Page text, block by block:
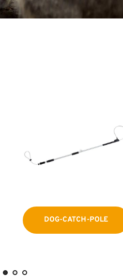
ANIMAL-CATCH & HOLD-POLE